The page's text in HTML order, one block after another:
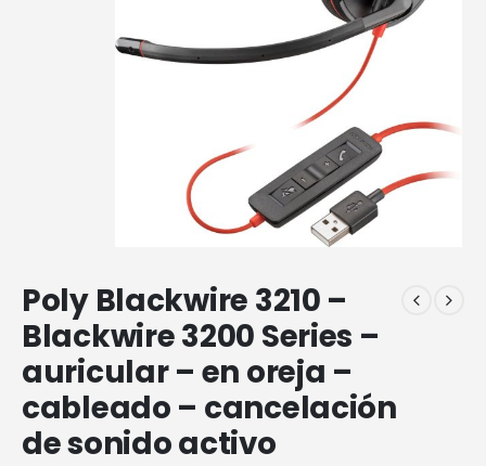
Poly Blackwire 3210 –
Blackwire 3200 Series –
auricular – en oreja –
cableado – cancelación
de sonido activo